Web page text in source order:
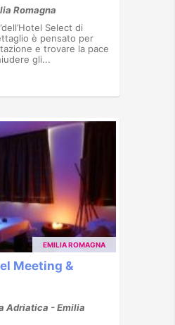
Romagna
Select di
è pensato per
e trovare la pace
gli...
EMILIA ROMAGNA
Meeting &
Adriatica - Emilia